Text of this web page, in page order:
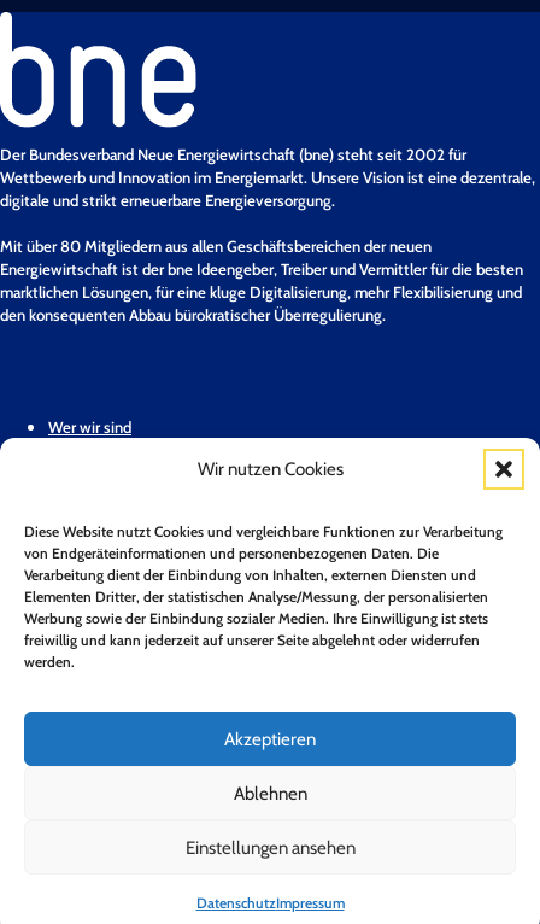
Wir nutzen Cookies
Diese Website nutzt Cookies und vergleichbare Funktionen zur Verarbeitung
von Endgeräteinformationen und personenbezogenen Daten. Die
Verarbeitung dient der Einbindung von Inhalten, externen Diensten und
Elementen Dritter, der statistischen Analyse/Messung, der personalisierten
Werbung sowie der Einbindung sozialer Medien. Ihre Einwilligung ist stets
freiwillig und kann jederzeit auf unserer Seite abgelehnt oder widerrufen
werden.
Akzeptieren
Ablehnen
Einstellungen ansehen
DatenschutzImpressum
Der Bundesverband Neue Energiewirtschaft (bne) steht seit 2002 für
Wettbewerb und Innovation im Energiemarkt. Unsere Vision ist eine dezentrale,
digitale und strikt erneuerbare Energieversorgung.
Mit über 80 Mitgliedern aus allen Geschäftsbereichen der neuen
Energiewirtschaft ist der bne Ideengeber, Treiber und Vermittler für die besten
marktlichen Lösungen, für eine kluge Digitalisierung, mehr Flexibilisierung und
den konsequenten Abbau bürokratischer Überregulierung.
Wer wir sind
Stellungnahmen & Positionspapiere
Unsere Mitglieder
Geschäftsstelle
Pressemitteilungen
Mitglied werden
Kontakt
Mitgliederbereich
Jetzt Anmelden!